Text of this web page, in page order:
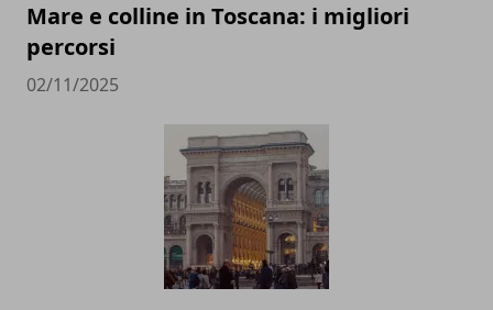
Mare e colline in Toscana: i migliori
percorsi
02/11/2025